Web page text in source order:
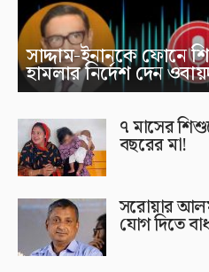
সাদ্দাম-ইনানকে ফোনে
হামলার নির্দেশ দেন
৭ মাসের
বছরের মা!
সরোয়ার
যোগ দিতে